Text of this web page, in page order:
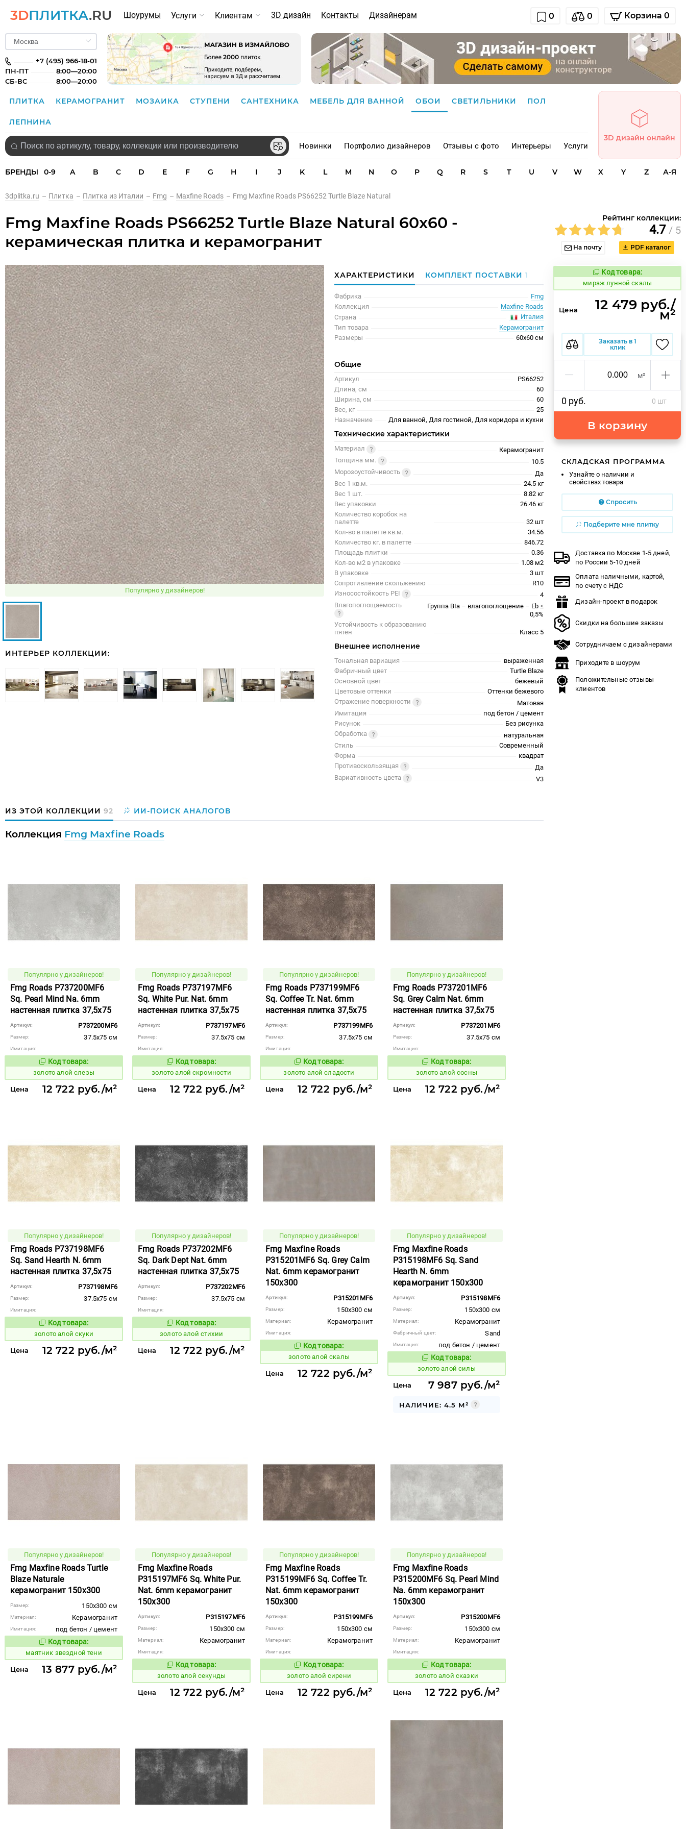
3DПЛИТКА.RU Шоурумы Услуги Клиентам 3D дизайн Контакты Дизайнерам 0 0 Корзина 0
+7 (495) 966-18-01
ПН-ПТ
8:00—20:00
СБ-ВС
8:00—20:00
ПЛИТКА КЕРАМОГРАНИТ МОЗАИКА СТУПЕНИ САНТЕХНИКА МЕБЕЛЬ ДЛЯ ВАННОЙ ОБОИ СВЕТИЛЬНИКИ ПОЛ
ЛЕПНИНА
Новинки Портфолио дизайнеров Отзывы с фото Интерьеры Услуги
3D дизайн онлайн
БРЕНДЫ 0-9 A B C D E F G H I J K L M N O P Q R S T U V W X Y Z А-Я
3dplitka.ru – Плитка – Плитка из Италии – Fmg – Maxfine Roads – Fmg Maxfine Roads PS66252 Turtle Blaze Natural
Fmg Maxfine Roads PS66252 Turtle Blaze Natural 60x60 -
керамическая плитка и керамогранит
Рейтинг коллекции:
4.7 / 5
На почту PDF каталог
Популярно у дизайнеров!
ИНТЕРЬЕР КОЛЛЕКЦИИ:
ХАРАКТЕРИСТИКИ КОМПЛЕКТ ПОСТАВКИ1
Фабрика
Fmg
Коллекция
Maxfine Roads
Страна
Италия
Тип товара
Керамогранит
Размеры
60x60 см
Общие
Артикул
PS66252
Длина, см
60
Ширина, см
60
Вес, кг
25
Назначение
Для ванной, Для гостиной, Для коридора и кухни
Технические характеристики
Материал
Керамогранит
Толщина мм.
10.5
Морозоустойчивость
Да
Вес 1 кв.м.
24.5 кг
Вес 1 шт.
8.82 кг
Вес упаковки
26.46 кг
Количество коробок на
палетте
32 шт
Кол-во в палетте кв.м.
34.56
Количество кг. в палетте
846.72
Площадь плитки
0.36
Кол-во м2 в упаковке
1.08 м2
В упаковке
3 шт
Сопротивление скольжению
R10
Износостойкость PEI
4
Влагопоглощаемость
Группа BIa – влагопоглощение – Eb ≤
0,5%
Устойчивость к образованию
пятен
Класс 5
Внешнее исполнение
Тональная вариация
выраженная
Фабричный цвет
Turtle Blaze
Основной цвет
бежевый
Цветовые оттенки
Оттенки бежевого
Отражение поверхности
Матовая
Имитация
под бетон / цемент
Рисунок
Без рисунка
Обработка
натуральная
Стиль
Современный
Форма
квадрат
Противоскользящая
Да
Вариативность цвета
V3
ИЗ ЭТОЙ КОЛЛЕКЦИИ 92 ИИ-ПОИСК АНАЛОГОВ
Коллекция Fmg Maxfine Roads
Популярно у дизайнеров!
Fmg Roads P737200MF6
Sq. Pearl Mind Na. 6mm
настенная плитка 37,5x75
Артикул: P737200MF6
Размер: 37.5x75 см
Имитация:
Код товара:
515846 Код товара:
золото алой слезы
Цена 12 722 руб./м²
Популярно у дизайнеров!
Fmg Roads P737197MF6
Sq. White Pur. Nat. 6mm
настенная плитка 37,5x75
Артикул: P737197MF6
Размер: 37.5x75 см
Имитация:
Код товара:
515843 Код товара:
золото алой скромности
Цена 12 722 руб./м²
Популярно у дизайнеров!
Fmg Roads P737199MF6
Sq. Coffee Tr. Nat. 6mm
настенная плитка 37,5x75
Артикул: P737199MF6
Размер: 37.5x75 см
Имитация:
Код товара:
515845 Код товара:
золото алой сладости
Цена 12 722 руб./м²
Популярно у дизайнеров!
Fmg Roads P737201MF6
Sq. Grey Calm Nat. 6mm
настенная плитка 37,5x75
Артикул: P737201MF6
Размер: 37.5x75 см
Имитация:
Код товара:
515847 Код товара:
золото алой сосны
Цена 12 722 руб./м²
Популярно у дизайнеров!
Fmg Roads P737198MF6
Sq. Sand Hearth N. 6mm
настенная плитка 37,5x75
Артикул: P737198MF6
Размер: 37.5x75 см
Имитация:
Код товара:
515844 Код товара:
золото алой скуки
Цена 12 722 руб./м²
Популярно у дизайнеров!
Fmg Roads P737202MF6
Sq. Dark Dept Nat. 6mm
настенная плитка 37,5x75
Артикул: P737202MF6
Размер: 37.5x75 см
Имитация:
Код товара:
515848 Код товара:
золото алой стихии
Цена 12 722 руб./м²
Популярно у дизайнеров!
Fmg Maxfine Roads
P315201MF6 Sq. Grey Calm
Nat. 6mm керамогранит
150x300
Артикул: P315201MF6
Размер: 150x300 см
Материал: Керамогранит
Имитация:
Код товара:
515841 Код товара:
золото алой скалы
Цена 12 722 руб./м²
Популярно у дизайнеров!
Fmg Maxfine Roads
P315198MF6 Sq. Sand
Hearth N. 6mm
керамогранит 150x300
Артикул: P315198MF6
Размер: 150x300 см
Материал: Керамогранит
Фабричный цвет: Sand
Имитация:
под бетон / цемент
Код товара:
515838 Код товара:
золото алой силы
Цена 7 987 руб./м²
НАЛИЧИЕ: 4.5 М²
Популярно у дизайнеров!
Fmg Maxfine Roads Turtle
Blaze Naturale
керамогранит 150x300
Размер: 150x300 см
Материал: Керамогранит
Имитация:
под бетон / цемент
Код товара:
925603 Код товара:
маятник звездной тени
Цена 13 877 руб./м²
Популярно у дизайнеров!
Fmg Maxfine Roads
P315197MF6 Sq. White Pur.
Nat. 6mm керамогранит
150x300
Артикул: P315197MF6
Размер: 150x300 см
Материал: Керамогранит
Имитация:
Код товара:
515837 Код товара:
золото алой секунды
Цена 12 722 руб./м²
Популярно у дизайнеров!
Fmg Maxfine Roads
P315199MF6 Sq. Coffee Tr.
Nat. 6mm керамогранит
150x300
Артикул: P315199MF6
Размер: 150x300 см
Материал: Керамогранит
Имитация:
Код товара:
515839 Код товара:
золото алой сирени
Цена 12 722 руб./м²
Популярно у дизайнеров!
Fmg Maxfine Roads
P315200MF6 Sq. Pearl Mind
Na. 6mm керамогранит
150x300
Артикул: P315200MF6
Размер: 150x300 см
Материал: Керамогранит
Имитация:
Код товара:
515840 Код товара:
золото алой сказки
Цена 12 722 руб./м²
Код товара:
990716 Код товара:
мираж лунной скалы
Цена 12 479 руб./
м²
Заказать в 1
клик
м²
0 руб. 0 шт
В корзину
СКЛАДСКАЯ ПРОГРАММА
Узнайте о наличии и
свойствах товара
Спросить
Подберите мне плитку
Доставка по Москве 1-5 дней,
по России 5-10 дней
Оплата наличными, картой,
по счету с НДС
Дизайн-проект в подарок
Скидки на большие заказы
Сотрудничаем с дизайнерами
Приходите в шоурум
Положительные отзывы
клиентов